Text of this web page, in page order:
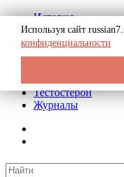
История
Биография
Криминал
Реклама на сайте
Тестостерон
Журналы
Используя сайт
конфиденциальности